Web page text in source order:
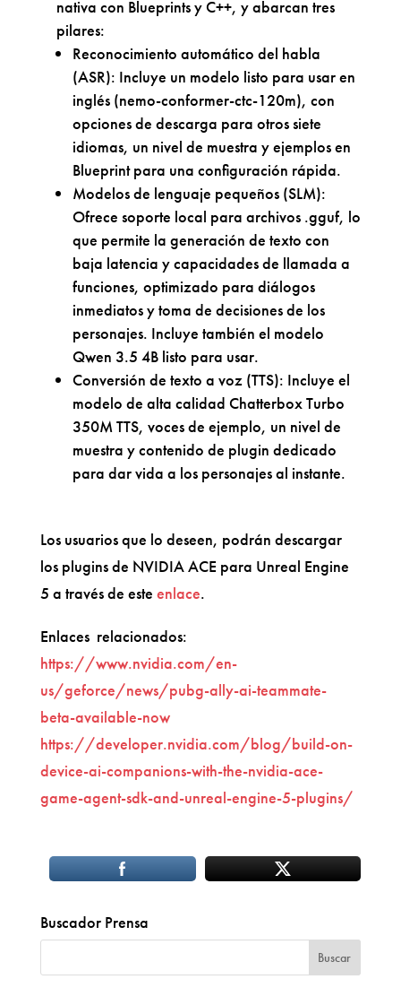
nativa con Blueprints y C++, y abarcan tres
pilares:
Reconocimiento automático del habla
(ASR): Incluye un modelo listo para usar en
inglés (nemo-conformer-ctc-120m), con
opciones de descarga para otros siete
idiomas, un nivel de muestra y ejemplos en
Blueprint para una configuración rápida.
Modelos de lenguaje pequeños (SLM):
Ofrece soporte local para archivos .gguf, lo
que permite la generación de texto con
baja latencia y capacidades de llamada a
funciones, optimizado para diálogos
inmediatos y toma de decisiones de los
personajes. Incluye también el modelo
Qwen 3.5 4B listo para usar.
Conversión de texto a voz (TTS): Incluye el
modelo de alta calidad Chatterbox Turbo
350M TTS, voces de ejemplo, un nivel de
muestra y contenido de plugin dedicado
para dar vida a los personajes al instante.
Los usuarios que lo deseen, podrán descargar
los plugins de NVIDIA ACE para Unreal Engine
5 a través de este enlace.
Enlaces relacionados:
https://www.nvidia.com/en-
us/geforce/news/pubg-ally-ai-teammate-
beta-available-now
https://developer.nvidia.com/blog/build-on-
device-ai-companions-with-the-nvidia-ace-
game-agent-sdk-and-unreal-engine-5-plugins/
Buscador Prensa